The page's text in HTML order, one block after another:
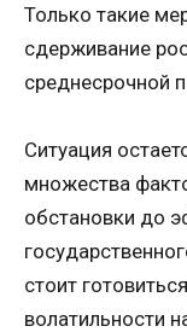
Только такие
сдерживание
среднесрочной
Ситуация
множества
обстановки до
стоит
волатильности